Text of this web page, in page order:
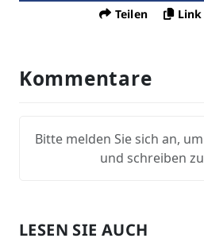
Teilen
Kommentare
Bitte melden Sie sich an,
und schreiben
LESEN SIE AUCH